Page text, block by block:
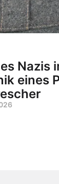
Nazis
eines